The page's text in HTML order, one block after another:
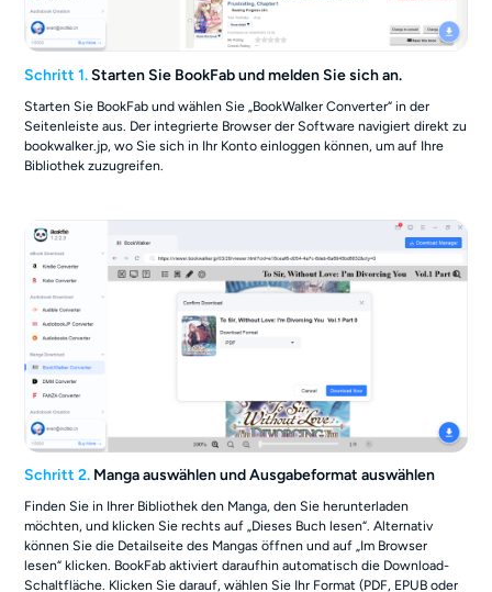
Schritt 1.Starten Sie BookFab und melden Sie sich an.
Starten Sie BookFab und wählen Sie „BookWalker Converter“ in der
Seitenleiste aus. Der integrierte Browser der Software navigiert direkt zu
bookwalker.jp, wo Sie sich in Ihr Konto einloggen können, um auf Ihre
Bibliothek zuzugreifen.
Schritt 2. Manga auswählen und Ausgabeformat auswählen
Finden Sie in Ihrer Bibliothek den Manga, den Sie herunterladen
möchten, und klicken Sie rechts auf „Dieses Buch lesen“. Alternativ
können Sie die Detailseite des Mangas öffnen und auf „Im Browser
lesen“ klicken. BookFab aktiviert daraufhin automatisch die Download-
Schaltfläche. Klicken Sie darauf, wählen Sie Ihr Format (PDF, EPUB oder